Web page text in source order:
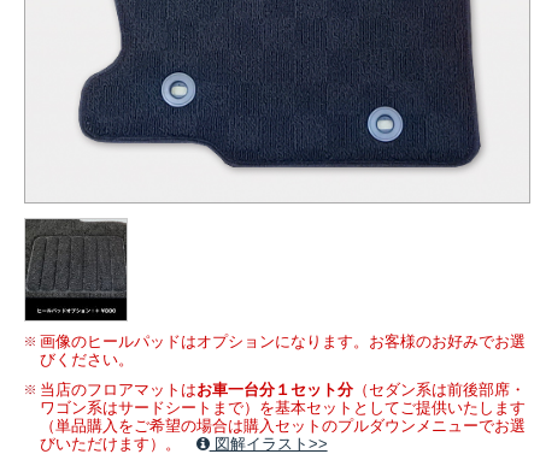
画像のヒールパッドはオプションになります。お客様のお好みでお選
びください。
当店のフロアマットはお車一台分１セット分（セダン系は前後部席・
ワゴン系はサードシートまで）を基本セットとしてご提供いたします
（単品購入をご希望の場合は購入セットのプルダウンメニューでお選
びいただけます）。
図解イラスト>>